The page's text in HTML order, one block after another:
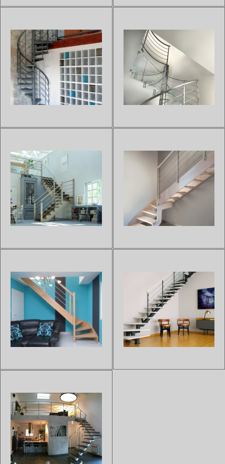
intercalaires en inox offrira une
fabriquées en bois, en...
ESCALIER HÉLICOÏDAL FLO
160 INOX
L'escalier FLO 160 INOX est
composé d'une structure et de
rampe en acier aux finitions
précises. 2 modèles sont
colonnetteL'escalier hélicoïdal
Sur devis
ESCALIER HÉLICOÏDAL
MÉTAL CICLAMINO G
L'escalier hélicoïdal en métal
CICLAMINO G est doté de
courbes très fines.Grâce à ses
marches en acier découpées au
votre intérieur.Les esc...
Sur devis
ESCALIER EN COLIMAÇON
MÉTAL CASTING
L'Échelle Européenne met à
votre disposition cet escalier
hélicoïdal design en métal de la
gamme CASTING pour ajouter
laqué, il s'intégrera parfait...
Sur devis
ESCALIER HÉLICOIDAL EN
VERRE ROSACE
L'escalier ROSACE est l'un de
nos modèles haut de gamme en
colimaçon, avec marches en
verre pour un intérieur
verre et la modernité de
Sur devis
ESCALIER DOUBLE LIMONS
CREMAILLERES EXCENTRÉS
BOIS
Cet escalier en bois à double
limons extrencés (style à
l'anglaise) est très apprécié
pour sa légéreté et son style. La
en métal et se réalise sur-
Sur devis
ESCALIER BOIS DESIGN FLO
130
Notre escalier d'intérieur à
double limon latéral de la
gamme FLO 130 est composé
de bois d'hêtre et d'une rampe
Sur devis
ESCALIER DOUBLE LIMONS
TRADITIONNELS BOIS
Notre escalier double limons
traditionnel bois sur-
mesure, avec ou sans palier ou
Sur devis